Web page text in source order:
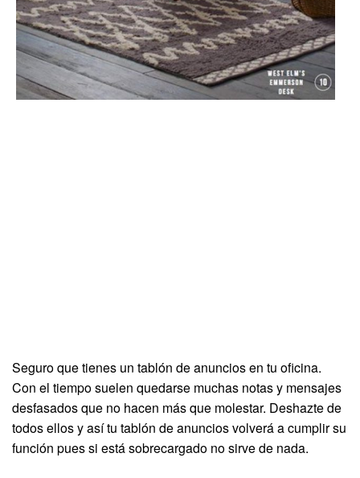
Seguro que tienes un tablón de anuncios en tu oficina.
Con el tiempo suelen quedarse muchas notas y mensajes
desfasados que no hacen más que molestar. Deshazte de
todos ellos y así tu tablón de anuncios volverá a cumplir su
función pues si está sobrecargado no sirve de nada.